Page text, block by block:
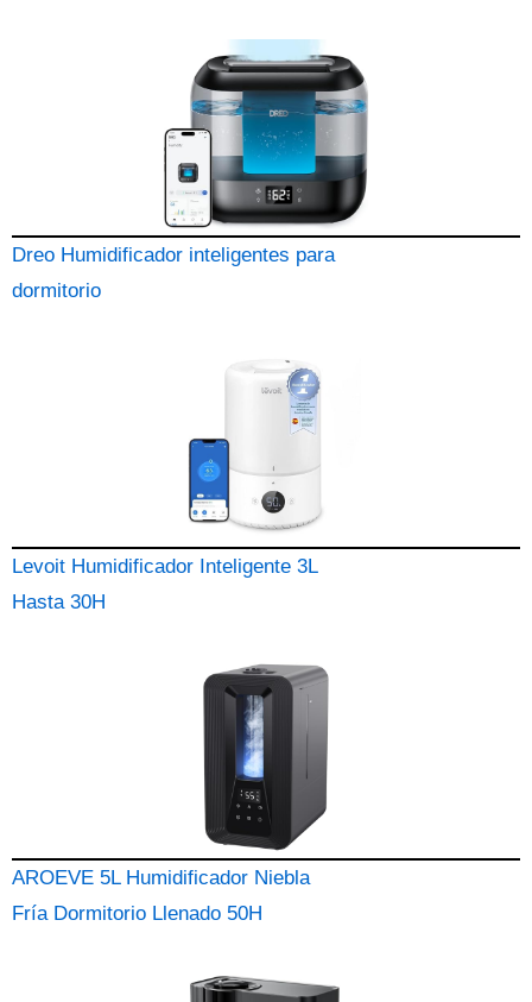
Dreo Humidificador inteligentes para
dormitorio
Levoit Humidificador Inteligente 3L
Hasta 30H
AROEVE 5L Humidificador Niebla
Fría Dormitorio Llenado 50H